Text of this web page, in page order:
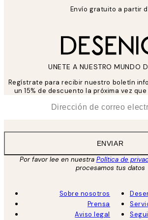
Envío gratuito a partir
UNETE A NUESTRO MUNDO
Regístrate para recibir nuestro boletín
un 15% de descuento la próxima vez
ENVIAR
Por favor lee en nuestra Política de
procesamos tus datos
Sobre nosotros
Prensa
Aviso legal